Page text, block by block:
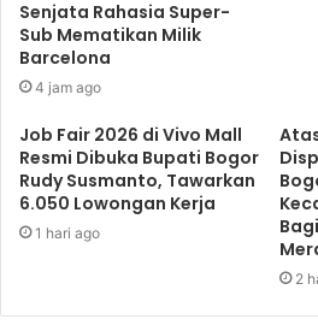
ACTIVE SELLING
Senjata Rahasia Super-
Sub Mematikan Milik
Barcelona
4 jam ago
Job Fair 2026 di Vivo Mall
Resmi Dibuka Bupati Bogor
Rudy Susmanto, Tawarkan
6.050 Lowongan Kerja
1 hari ago
2